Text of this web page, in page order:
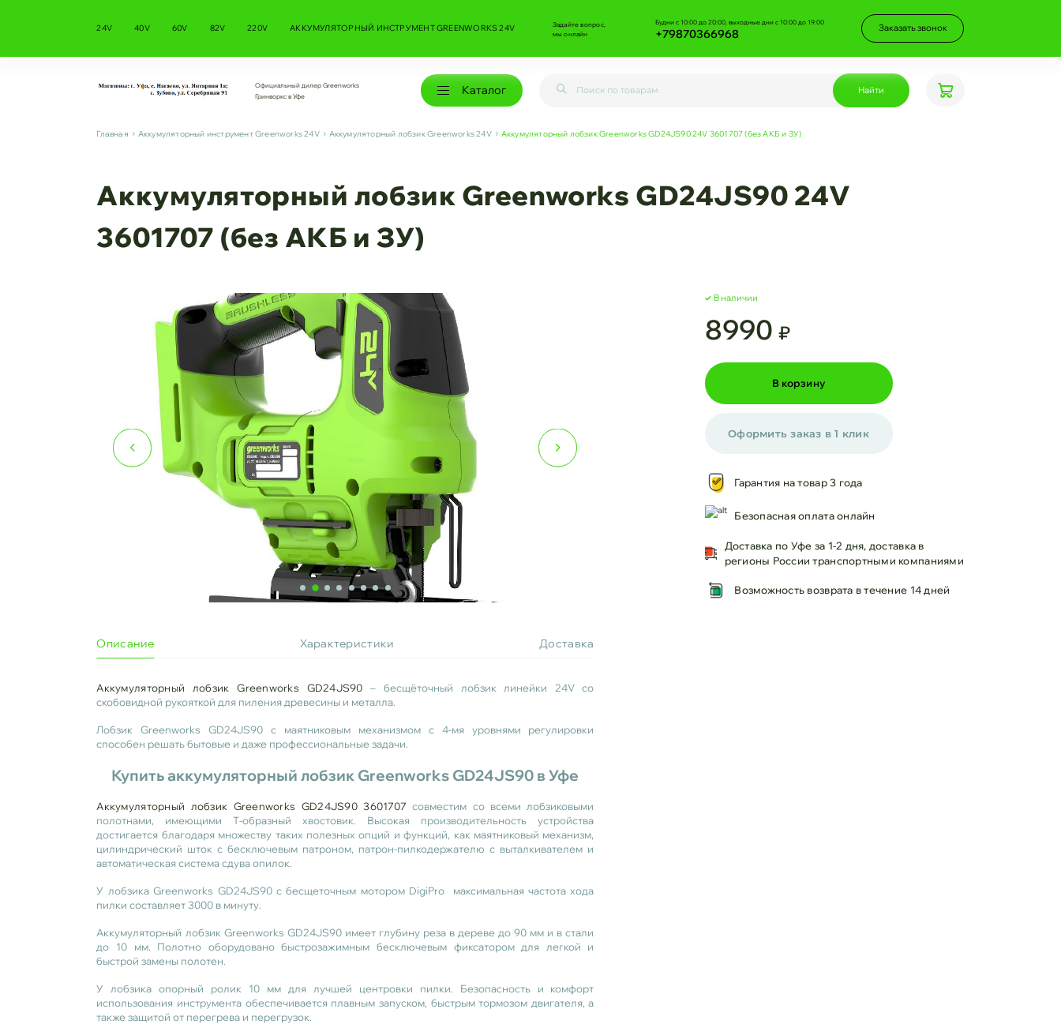
24V 40V 60V 82V 220V АККУМУЛЯТОРНЫЙ ИНСТРУМЕНТ GREENWORKS 24V
Задайте вопрос,
мы онлайн
Будни с 10:00 до 20:00, выходные дни с 10:00 до 19:00
+79870366968 Заказать звонок
Официальный дилер Greenworks
Гринворкс в Уфе
Каталог Найти
Главная Аккумуляторный инструмент Greenworks 24V Аккумуляторный лобзик Greenworks 24V Аккумуляторный лобзик Greenworks GD24JS90 24V 3601707 (без АКБ и ЗУ)
Аккумуляторный лобзик Greenworks GD24JS90 24V
3601707 (без АКБ и ЗУ)
В наличии
8990 ₽
В корзину
Оформить заказ в 1 клик
Гарантия на товар 3 года
Безопасная оплата онлайн
Доставка по Уфе за 1-2 дня, доставка в
регионы России транспортными компаниями
Возможность возврата в течение 14 дней
Описание Характеристики Доставка
Аккумуляторный лобзик Greenworks GD24JS90 – бесщёточный лобзик линейки 24V со
скобовидной рукояткой для пиления древесины и металла.
Лобзик Greenworks GD24JS90 с маятниковым механизмом с 4-мя уровнями регулировки
способен решать бытовые и даже профессиональные задачи.
Купить аккумуляторный лобзик Greenworks GD24JS90 в Уфе
Аккумуляторный лобзик Greenworks GD24JS90 3601707 совместим со всеми лобзиковыми
полотнами, имеющими Т-образный хвостовик. Высокая производительность устройства
достигается благодаря множеству таких полезных опций и функций, как маятниковый механизм,
цилиндрический шток с бесключевым патроном, патрон-пилкодержателю с выталкивателем и
автоматическая система сдува опилок.
У лобзика Greenworks GD24JS90 с бесщеточным мотором DigiPro максимальная частота хода
пилки составляет 3000 в минуту.
Аккумуляторный лобзик Greenworks GD24JS90 имеет глубину реза в дереве до 90 мм и в стали
до 10 мм. Полотно оборудовано быстрозажимным бесключевым фиксатором для легкой и
быстрой замены полотен.
У лобзика опорный ролик 10 мм для лучшей центровки пилки. Безопасность и комфорт
использования инструмента обеспечивается плавным запуском, быстрым тормозом двигателя, а
также защитой от перегрева и перегрузок.